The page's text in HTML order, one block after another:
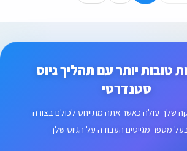
טובות יותר עם תהליך גיוס
סטנדרטי
שלך עולה כאשר אתה מתייחס לכולם בצורה
בעל מספר מגייסים העבודה על הגיוס שלך